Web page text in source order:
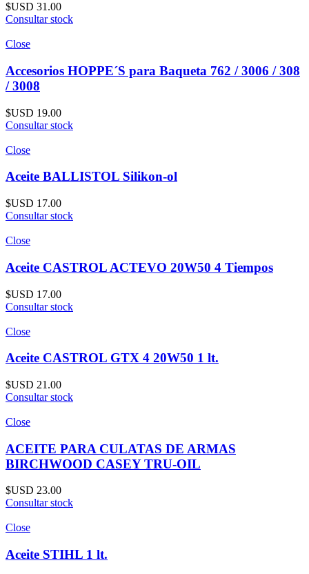
$USD 31.00
Consultar stock
Close
Accesorios HOPPE´S para Baqueta 762 / 3006 / 308
/ 3008
$USD 19.00
Consultar stock
Close
Aceite BALLISTOL Silikon-ol
$USD 17.00
Consultar stock
Close
Aceite CASTROL ACTEVO 20W50 4 Tiempos
$USD 17.00
Consultar stock
Close
Aceite CASTROL GTX 4 20W50 1 lt.
$USD 21.00
Consultar stock
Close
ACEITE PARA CULATAS DE ARMAS
BIRCHWOOD CASEY TRU-OIL
$USD 23.00
Consultar stock
Close
Aceite STIHL 1 lt.